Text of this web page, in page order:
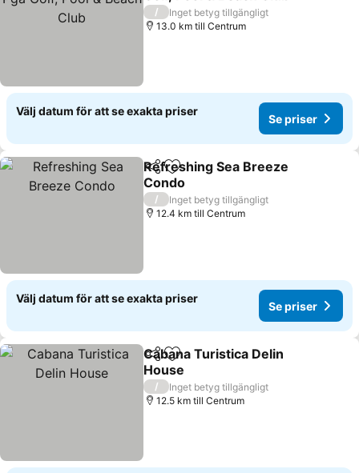
/
Inget betyg tillgängligt
13.0 km till Centrum
Välj datum för att se exakta priser
Se priser
Dela Lägg till i Mina Favoriter
Refreshing Sea Breeze
Condo
/
Inget betyg tillgängligt
12.4 km till Centrum
Välj datum för att se exakta priser
Se priser
Dela Lägg till i Mina Favoriter
Cabana Turistica Delin
House
/
Inget betyg tillgängligt
12.5 km till Centrum